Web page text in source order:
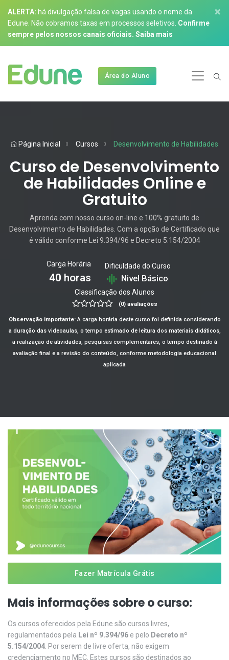
ALERTA: há divulgação falsa de vagas usando o nome da
Edune. Não cobramos taxas em processos seletivos. Confirme
sempre pelos nossos canais oficiais. Saiba mais
×
Área do Aluno
Página Inicial Cursos Desenvolvimento de Habilidades
Curso de Desenvolvimento
de Habilidades Online e
Gratuito
Aprenda com nosso curso on-line e 100% gratuito de
Desenvolvimento de Habilidades. Com a opção de Certificado que
é válido conforme Lei 9.394/96 e Decreto 5.154/2004
Carga Horária
40 horas
Dificuldade do Curso
Nivel Básico
Classificação dos Alunos
(0) avaliações
Observação importante:A carga horária deste curso foi definida considerando
a duração das videoaulas, o tempo estimado de leitura dos materiais didáticos,
a realização de atividades, pesquisas complementares, o tempo destinado à
avaliação final e a revisão do conteúdo, conforme metodologia educacional
aplicada
Fazer Matrícula Grátis
Mais informações sobre o curso:
Os cursos oferecidos pela Edune são cursos livres,
regulamentados pela Lei nº 9.394/96 e pelo Decreto nº
5.154/2004 . Por serem de livre oferta, não exigem
credenciamento no MEC. Estes cursos são destinados ao